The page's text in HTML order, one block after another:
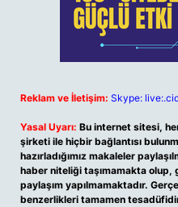
Reklam ve İletişim: Skype:
Yasal Uyarı: Bu internet sitesi,
şirketi ile hiçbir bağlantısı
hazırladığımız makaleler
haber niteliği taşımamakta olup,
paylaşım yapılmamaktadır.
benzerlikleri tamamen